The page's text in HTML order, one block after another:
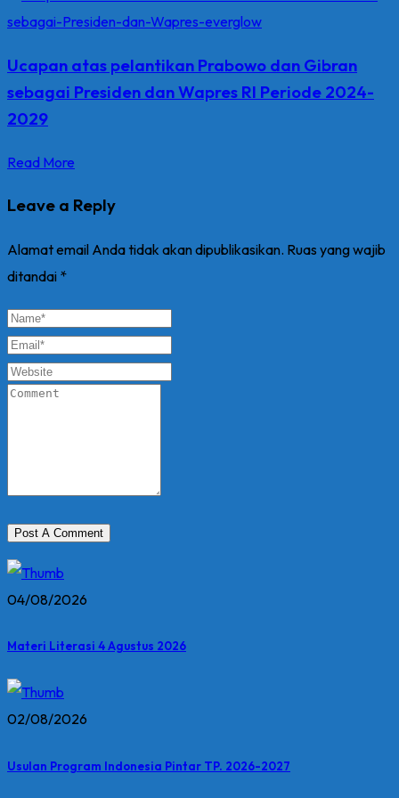
Ucapan atas pelantikan Prabowo dan Gibran
sebagai Presiden dan Wapres RI Periode 2024-
2029
Read More
Leave a Reply
Alamat email Anda tidak akan dipublikasikan. Ruas yang wajib
ditandai *
04/08/2026
Materi Literasi 4 Agustus 2026
02/08/2026
Usulan Program Indonesia Pintar TP. 2026-2027